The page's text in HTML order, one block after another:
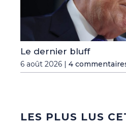
Le dernier bluff
6 août 2026 | 4
LES PLUS LUS